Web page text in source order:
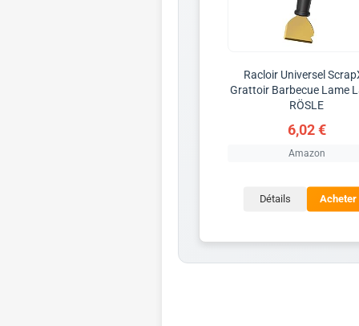
Racloir Universel
Grattoir Barbecue Lame
RÖSLE
6,02 €
Amazon
Détails Acheter